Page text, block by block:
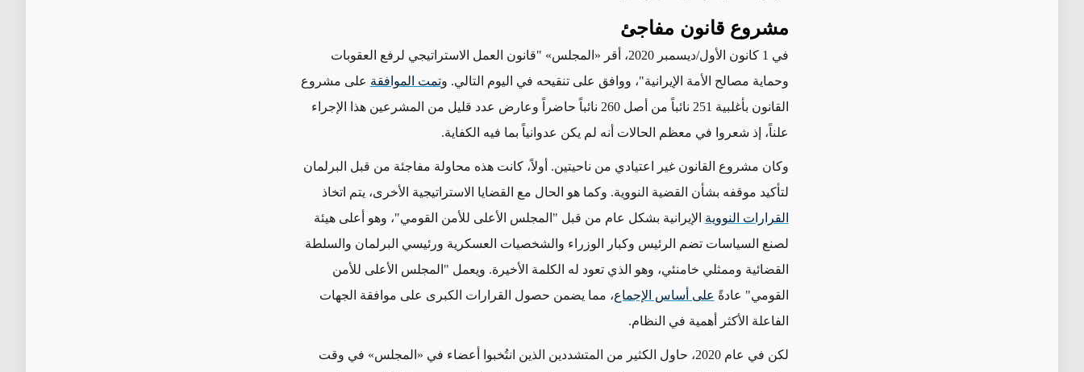
مشروع قانون مفاجئ
في 1 كانون الأول/ديسمبر 2020، أقر « المجلس» "قانون العمل الاستراتيجي لرفع العقوبات
وحماية مصالح الأمة الإيرانية"، ووافق على تنقيحه في اليوم التالي. وتمت الموافقة على مشروع
القانون بأغلبية
251 نائباً من أصل 260 نائباً حاضراً وعارض عدد قليل من المشرعين هذا الإجراء
علناً، إذ شعروا في معظم الحالات أنه لم يكن عدوانياً بما فيه الكفاية.
وكان مشروع القانون غير اعتيادي من ناحيتين. أولاً، كانت هذه محاولة مفاجئة من قبل البرلمان
لتأكيد موقفه بشأن القضية النووية. وكما هو الحال مع القضايا الاستراتيجية الأخرى، يتم اتخاذ
القرارات النووية الإيرانية بشكل عام من قبل "المجلس الأعلى للأمن القومي"، وهو أعلى هيئة
لصنع السياسات تضم الرئيس وكبار الوزراء والشخصيات العسكرية ورئيسي البرلمان والسلطة
القضائية وممثلي خامنئي، وهو الذي تعود له الكلمة الأخيرة. ويعمل "المجلس الأعلى للأمن
القومي" عادةً على أساس الإجماع، مما يضمن حصول القرارات الكبرى على موافقة الجهات
الفاعلة الأكثر أهمية في النظام.
لكن في عام 2020، حاول الكثير من المتشددين الذين انتُخبوا أعضاء في « المجلس» في وقت